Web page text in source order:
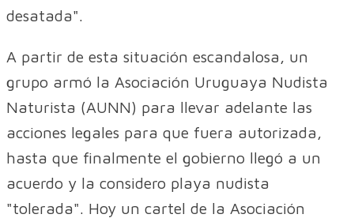
desatada".
A partir de esta situación escandalosa, un
grupo armó la Asociación Uruguaya Nudista
Naturista (AUNN) para llevar adelante las
acciones legales para que fuera autorizada,
hasta que finalmente el gobierno llegó a un
acuerdo y la considero playa nudista
"tolerada". Hoy un cartel de la Asociación